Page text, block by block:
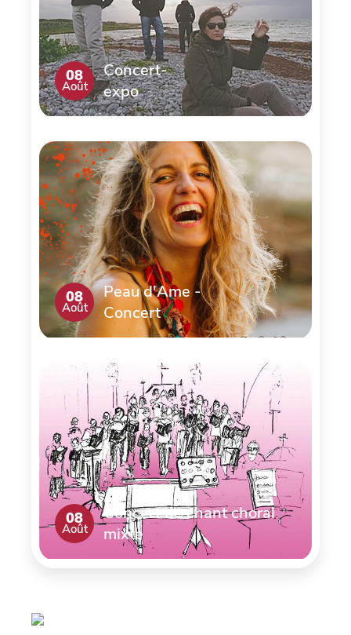
08
Août
Concert-
expo
08
Août
Peau d'Ame -
Concert
08
Août
Concert de chant choral
mixte